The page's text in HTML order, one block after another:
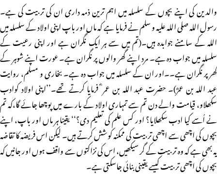
والدین کی اپنے بچوں کے سلسلہ میں اہم ترین ذمہ داری ان کی تربیت کی ہے۔
رسول اللہ صلی اللہ علیہ و سلم نے فرمایا ہے کہ ماں اور باپ اپنی اولاد کے سلسلہ میں
اللہ کے سامنے جوابدہ ہیں۔(تم میں سے ہر ایک نگران ہے اور اپنی رعیت کے
سلسلہ میں جواب دہ ہے۔ مرد اپنے گھر والوں پر نگران ہے۔ عورت اپنے شوہر کے
گھر پر نگران ہے۔۔اور ان کے سلسلہ میں جواب دہ ہے۔ بخاری و مسلم، روایت
عبد اللہ بن عمرؓ)۔ حضرت عبد اللہ بن عمر ؓ فرمایا کرتے تھے۔’’اپنی اولاد کوادب
سکھلاو، قیامت والے دن تم سے تمہاری اولاد کے بارے میں پوچھا جائے گا،کہ تم
نے اُسے کیا ادب سکھلایا؟ اور کس علم کی تعلیم دی؟‘‘ یقینا ہر ماں اور باپ، اپنے
بچوں کی اچھی سے اچھی تربیت کی ممکنہ کوشش کرتے ہیں۔ لیکن اس فریضہ کا تقاضہ
یہ بھی ہے کہ وہ تربیت کے گر سیکھیں، اس کی نزاکتوں سے واقف ہوں اور جانیں کہ
بچوں کی اچھی تربیت کیسے یقینی بنائی جاسکتی ہے۔